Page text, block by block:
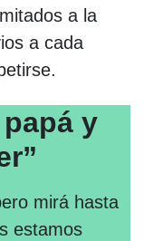
a la
a cada
y
mirá hasta
estamos